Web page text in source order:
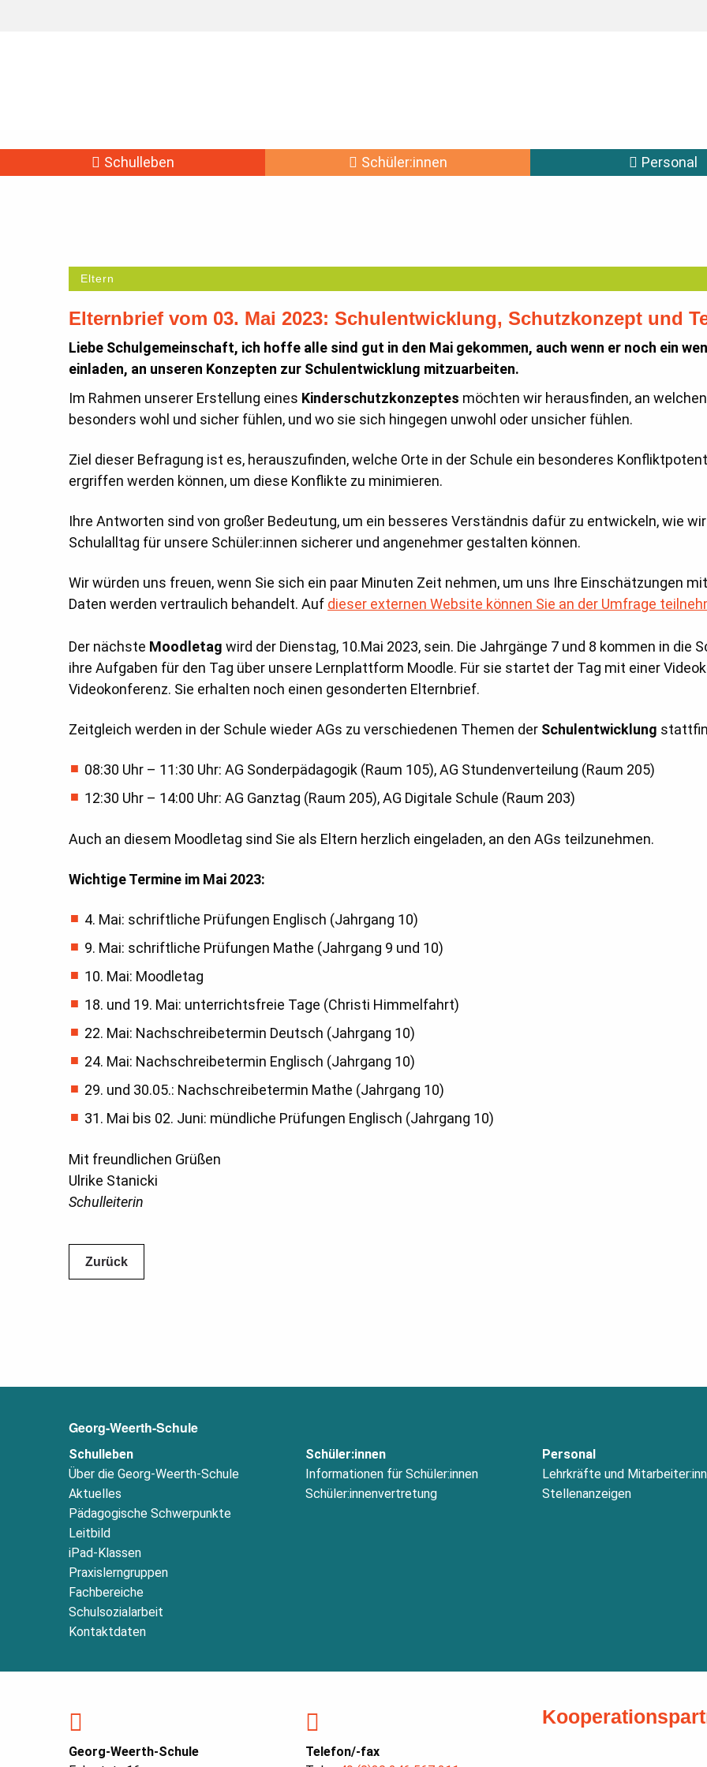
Schulleben Schüler:innen Personal
Eltern
Elternbrief vom 03. Mai 2023: Schulentwicklung, Schutzkonzept und
Liebe Schulgemeinschaft, ich hoffe alle sind gut in den Mai gekommen, auch wenn er noch ein
einladen, an unseren Konzepten zur Schulentwicklung mitzuarbeiten.
Im Rahmen unserer Erstellung eines Kinderschutzkonzeptes möchten wir herausfinden, an
besonders wohl und sicher fühlen, und wo sie sich hingegen unwohl oder unsicher fühlen.
Ziel dieser Befragung ist es, herauszufinden, welche Orte in der Schule ein besonderes
ergriffen werden können, um diese Konflikte zu minimieren.
Ihre Antworten sind von großer Bedeutung, um ein besseres Verständnis dafür zu entwickeln, wie
Schulalltag für unsere Schüler:innen sicherer und angenehmer gestalten können.
Wir würden uns freuen, wenn Sie sich ein paar Minuten Zeit nehmen, um uns Ihre Einschätzungen
Daten werden vertraulich behandelt. Auf dieser externen Website können Sie an der Umfrage
Der nächste Moodletag wird der Dienstag, 10.Mai 2023, sein. Die Jahrgänge 7 und 8 kommen in die
ihre Aufgaben für den Tag über unsere Lernplattform Moodle. Für sie startet der Tag mit einer
Videokonferenz. Sie erhalten noch einen gesonderten Elternbrief.
Zeitgleich werden in der Schule wieder AGs zu verschiedenen Themen der Schulentwicklung
08:30 Uhr – 11:30 Uhr: AG Sonderpädagogik (Raum 105), AG Stundenverteilung (Raum 205)
12:30 Uhr – 14:00 Uhr: AG Ganztag (Raum 205), AG Digitale Schule (Raum 203)
Auch an diesem Moodletag sind Sie als Eltern herzlich eingeladen, an den AGs teilzunehmen.
Wichtige Termine im Mai 2023:
4. Mai: schriftliche Prüfungen Englisch (Jahrgang 10)
9. Mai: schriftliche Prüfungen Mathe (Jahrgang 9 und 10)
10. Mai: Moodletag
18. und 19. Mai: unterrichtsfreie Tage (Christi Himmelfahrt)
22. Mai: Nachschreibetermin Deutsch (Jahrgang 10)
24. Mai: Nachschreibetermin Englisch (Jahrgang 10)
29. und 30.05.: Nachschreibetermin Mathe (Jahrgang 10)
31. Mai bis 02. Juni: mündliche Prüfungen Englisch (Jahrgang 10)
Mit freundlichen Grüßen
Ulrike Stanicki
Schulleiterin
Zurück
Georg-Weerth-Schule
Schulleben
Über die Georg-Weerth-Schule
Aktuelles
Pädagogische Schwerpunkte
Leitbild
iPad-Klassen
Praxislerngruppen
Fachbereiche
Schulsozialarbeit
Kontaktdaten
Schüler:innen
Informationen für Schüler:innen
Schüler:innenvertretung
Personal
Lehrkräfte und
Stellenanzeigen
Georg-Weerth-Schule
Telefon/-fax